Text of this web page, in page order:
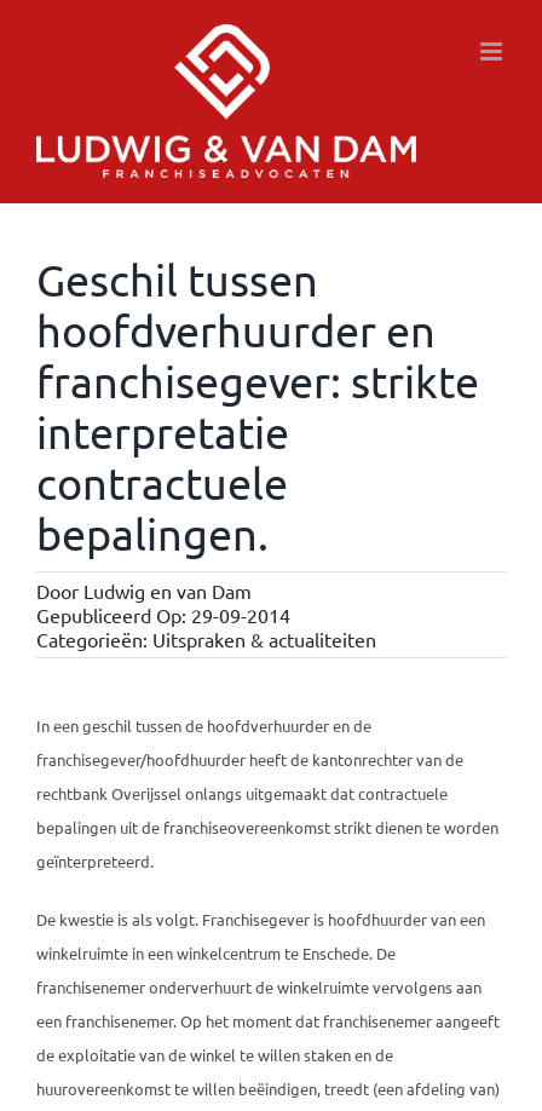
Geschil tussen
hoofdverhuurder en
franchisegever: strikte
interpretatie
contractuele
bepalingen.
Door Ludwig en van Dam
Gepubliceerd Op: 29-09-2014
Categorieën: Uitspraken & actualiteiten
In een geschil tussen de hoofdverhuurder en de
franchisegever/hoofdhuurder heeft de kantonrechter van de
rechtbank Overijssel onlangs uitgemaakt dat contractuele
bepalingen uit de franchiseovereenkomst strikt dienen te worden
geïnterpreteerd.
De kwestie is als volgt. Franchisegever is hoofdhuurder van een
winkelruimte in een winkelcentrum te Enschede. De
franchisenemer onderverhuurt de winkelruimte vervolgens aan
een franchisenemer. Op het moment dat franchisenemer aangeeft
de exploitatie van de winkel te willen staken en de
huurovereenkomst te willen beëindigen, treedt (een afdeling van)